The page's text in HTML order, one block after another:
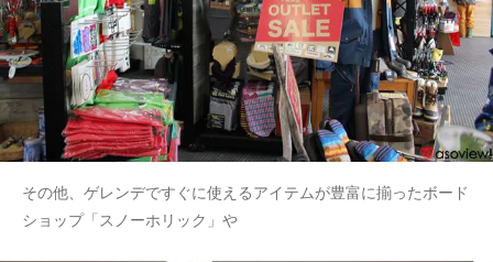
その他、ゲレンデですぐに使えるアイテムが豊富に揃ったボード
ショップ「スノーホリック」や